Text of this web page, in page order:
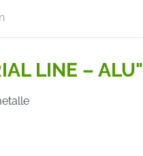
LINE – ALU"